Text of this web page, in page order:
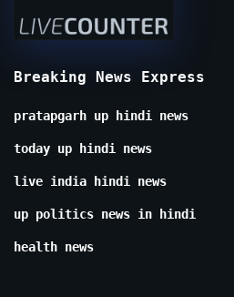
Breaking News Express
pratapgarh up hindi news
today up hindi news
live india hindi news
up politics news in hindi
health news